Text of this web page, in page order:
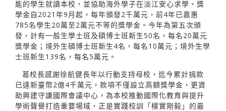
能的學生就讀本校，並協助海外學子在淡江安心求學。獎
學金自2021年9月起，每年頒發2千萬元，前4年已嘉惠
785名學生20萬至2萬元不等的獎學金。今年為第五次頒
發，計有一般生學士班及碩博士班新生50名，每名20萬元
獎學金；境外生碩博士班新生4名，每名10萬元；境外生學
士班新生139名，每名5萬元。
葛校長感謝徐航健長年以行動支持母校，迄今累計捐款
已達新臺幣2億4千萬元，款項不僅設立高額獎學金，更資
助興建守謙國際會議中心，為本校推動國際化教育與提升
學術聲譽打造重要場域，正是實踐校訓「樸實剛毅」的最